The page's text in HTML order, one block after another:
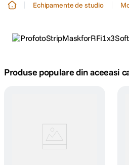
3. trepied telefon
lavaliera
Echipamente de studio
Produse populare din aceeasi